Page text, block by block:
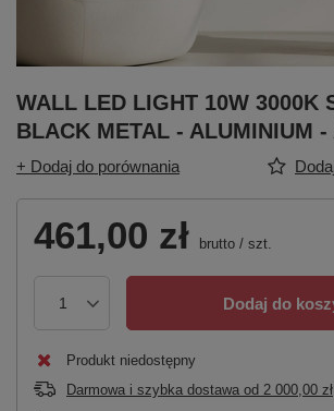
WALL LED LIGHT 10W 3000K
BLACK METAL - ALUMINIUM -
+ Dodaj do porównania
461,00 zł brutto / szt.
Dodaj do
Produkt niedostępny
Darmowa i szybka dostawa od 2 000,00 zł